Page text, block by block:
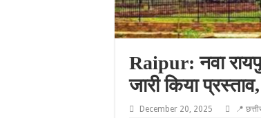
Raipur: नवा
जारी किया
December 20, 2025 📍